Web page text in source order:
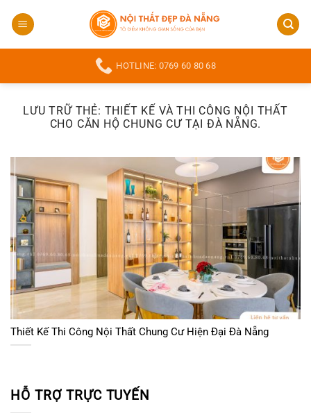
qua
HOTLINE: 0769 60 80 68
LƯU TRỮ THẺ: THIẾT KẾ VÀ THI CÔNG NỘI THẤT
CHO CĂN HỘ CHUNG CƯ TẠI ĐÀ NẴNG.
Thiết Kế Thi Công Nội Thất Chung Cư Hiện Đại Đà Nẵng
HỖ TRỢ TRỰC TUYẾN